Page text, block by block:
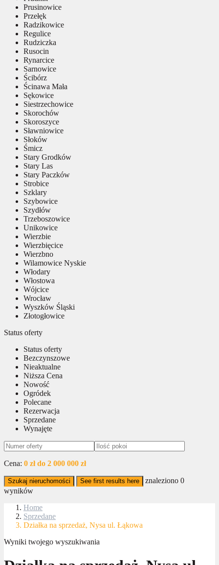
Prusinowice
Przełęk
Radzikowice
Regulice
Rudziczka
Rusocin
Rynarcice
Sarnowice
Ścibórz
Ścinawa Mała
Sękowice
Siestrzechowice
Skorochów
Skoroszyce
Sławniowice
Słoków
Śmicz
Stary Grodków
Stary Las
Stary Paczków
Strobice
Szklary
Szybowice
Szydłów
Trzeboszowice
Unikowice
Wierzbie
Wierzbięcice
Wierzbno
Wilamowice Nyskie
Włodary
Włostowa
Wójcice
Wrocław
Wyszków Śląski
Złotogłowice
Status oferty
Status oferty
Bezczynszowe
Nieaktualne
Niższa Cena
Nowość
Ogródek
Polecane
Rezerwacja
Sprzedane
Wynajęte
Cena: 0 zł do 2 000 000 zł
Szukaj nieruchomości See first results here znaleziono 0
wyników
Home
Sprzedane
Działka na sprzedaż, Nysa ul. Łąkowa
Wyniki twojego wyszukiwania